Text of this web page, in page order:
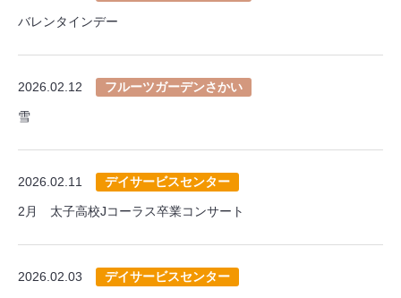
バレンタインデー
2026.02.12 フルーツガーデンさかい
雪
2026.02.11 デイサービスセンター
2月 太子高校Jコーラス卒業コンサート
2026.02.03 デイサービスセンター